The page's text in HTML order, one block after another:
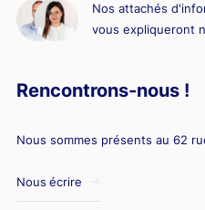
Nos attachés
vous expliqueront
Rencontrons-nous !
Nous sommes présents au 62
Nous écrire